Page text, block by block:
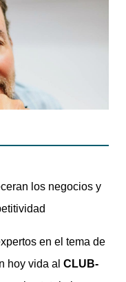
los negocios y
en el tema de
hoy vida al CLUB-